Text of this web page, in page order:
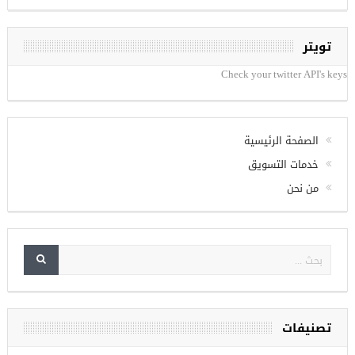
تويتر
Check your twitter API's keys
الصفحة الرئيسية
خدمات التسويق